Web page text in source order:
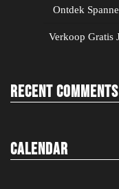
Ontdek
Verkoop Gratis
Recent Comments
Calendar